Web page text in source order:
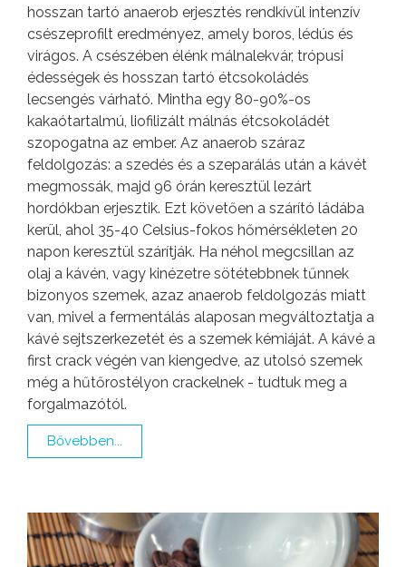
hosszan tartó anaerob erjesztés rendkívül intenzív
csészeprofilt eredményez, amely boros, lédús és
virágos. A csészében élénk málnalekvár, trópusi
édességek és hosszan tartó étcsokoládés
lecsengés várható. Mintha egy 80-90%-os
kakaótartalmú, liofilizált málnás étcsokoládét
szopogatna az ember. Az anaerob száraz
feldolgozás: a szedés és a szeparálás után a kávét
megmossák, majd 96 órán keresztül lezárt
hordókban erjesztik. Ezt követően a szárító ládába
kerül, ahol 35-40 Celsius-fokos hőmérsékleten 20
napon keresztül szárítják. Ha néhol megcsillan az
olaj a kávén, vagy kinézetre sötétebbnek tűnnek
bizonyos szemek, azaz anaerob feldolgozás miatt
van, mivel a fermentálás alaposan megváltoztatja a
kávé sejtszerkezetét és a szemek kémiáját. A kávé a
first crack végén van kiengedve, az utolsó szemek
még a hűtőrostélyon crackelnek - tudtuk meg a
forgalmazótól.
Bővebben...